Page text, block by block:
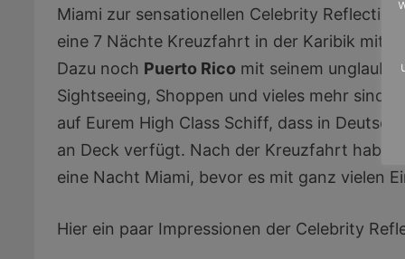
Miami zur sensationellen Celebrity
eine 7 Nächte Kreuzfahrt in der Karibik mit
Dazu noch Puerto Rico mit seinem
Sightseeing, Shoppen und vieles mehr sind
auf Eurem High Class Schiff, dass in
an Deck verfügt. Nach der Kreuzfahrt habt
eine Nacht Miami, bevor es mit ganz vielen
Hier ein paar Impressionen der Celebrity